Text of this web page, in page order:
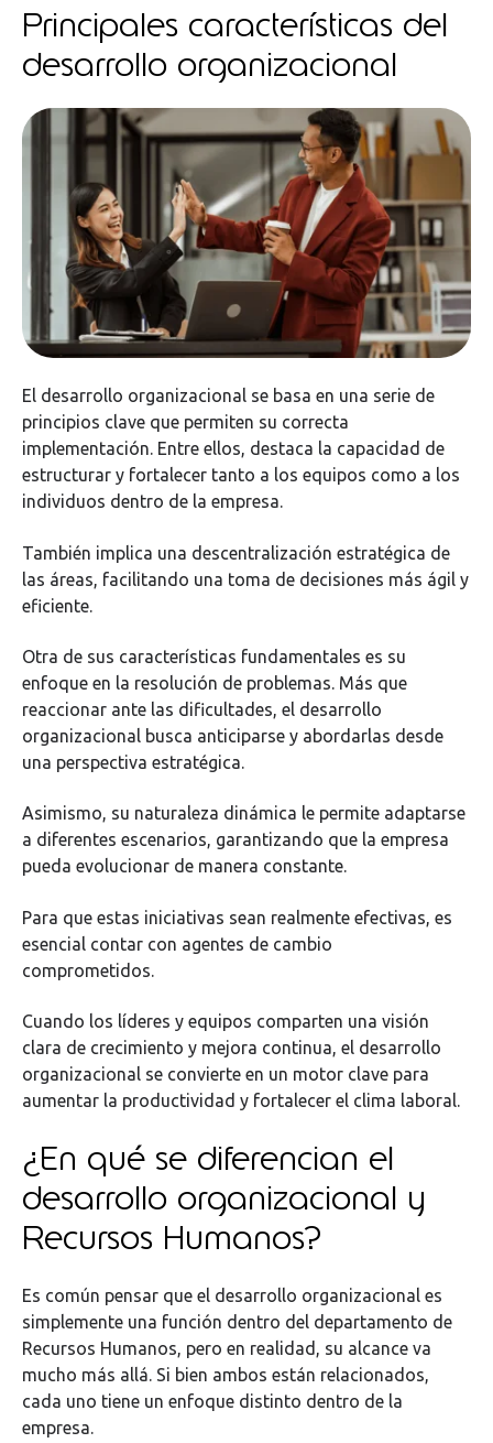
Principales características del
desarrollo organizacional
El desarrollo organizacional se basa en una serie de
principios clave que permiten su correcta
implementación. Entre ellos, destaca la capacidad de
estructurar y fortalecer tanto a los equipos como a los
individuos dentro de la empresa.
También implica una descentralización estratégica de
las áreas, facilitando una toma de decisiones más ágil y
eficiente.
Otra de sus características fundamentales es su
enfoque en la resolución de problemas. Más que
reaccionar ante las dificultades, el desarrollo
organizacional busca anticiparse y abordarlas desde
una perspectiva estratégica.
Asimismo, su naturaleza dinámica le permite adaptarse
a diferentes escenarios, garantizando que la empresa
pueda evolucionar de manera constante.
Para que estas iniciativas sean realmente efectivas, es
esencial contar con agentes de cambio
comprometidos.
Cuando los líderes y equipos comparten una visión
clara de crecimiento y mejora continua, el desarrollo
organizacional se convierte en un motor clave para
aumentar la productividad y fortalecer el clima laboral.
¿En qué se diferencian el
desarrollo organizacional y
Recursos Humanos?
Es común pensar que el desarrollo organizacional es
simplemente una función dentro del departamento de
Recursos Humanos, pero en realidad, su alcance va
mucho más allá. Si bien ambos están relacionados,
cada uno tiene un enfoque distinto dentro de la
empresa.